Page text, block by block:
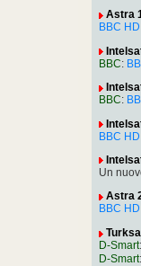
Astra
BBC HD
BBC:
BBC:
BBC HD
Un
Astra
BBC HD
D-Smart:
D-Smart: